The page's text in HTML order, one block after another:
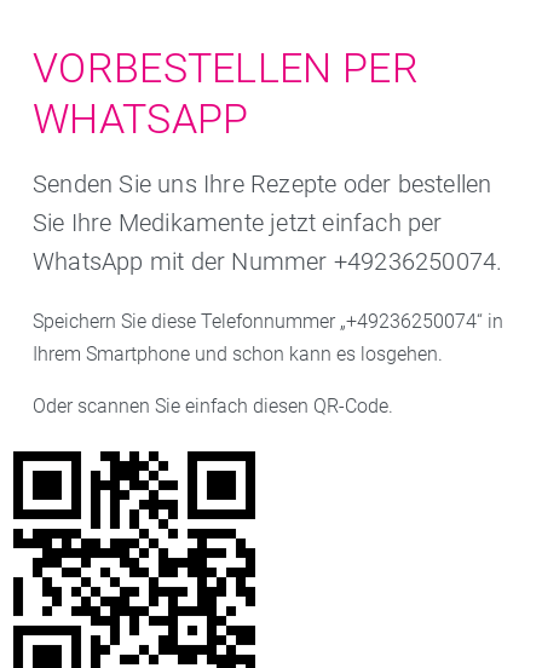
VORBESTELLEN PER
WHATSAPP
Senden Sie uns Ihre Rezepte oder bestellen
Sie Ihre Medikamente jetzt einfach per
WhatsApp mit der Nummer +49236250074.
Speichern Sie diese Telefonnummer „+49236250074“ in
Ihrem Smartphone und schon kann es losgehen.
Oder scannen Sie einfach diesen QR-Code.